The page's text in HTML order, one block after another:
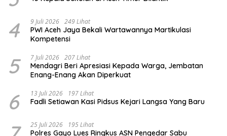
4 9 Juli 2026 249 Lihat
PWI Aceh Jaya Bekali Wartawannya Martikulasi
Kompetensi
5 7 Juli 2026 207 Lihat
Mendagri Beri Apresiasi Kepada Warga, Jembatan
Enang-Enang Akan Diperkuat
6 13 Juli 2026 197 Lihat
Fadli Setiawan Kasi Pidsus Kejari Langsa Yang Baru
25 Juli 2026 195 Lihat
Polres Gayo Lues Ringkus ASN Pengedar Sabu